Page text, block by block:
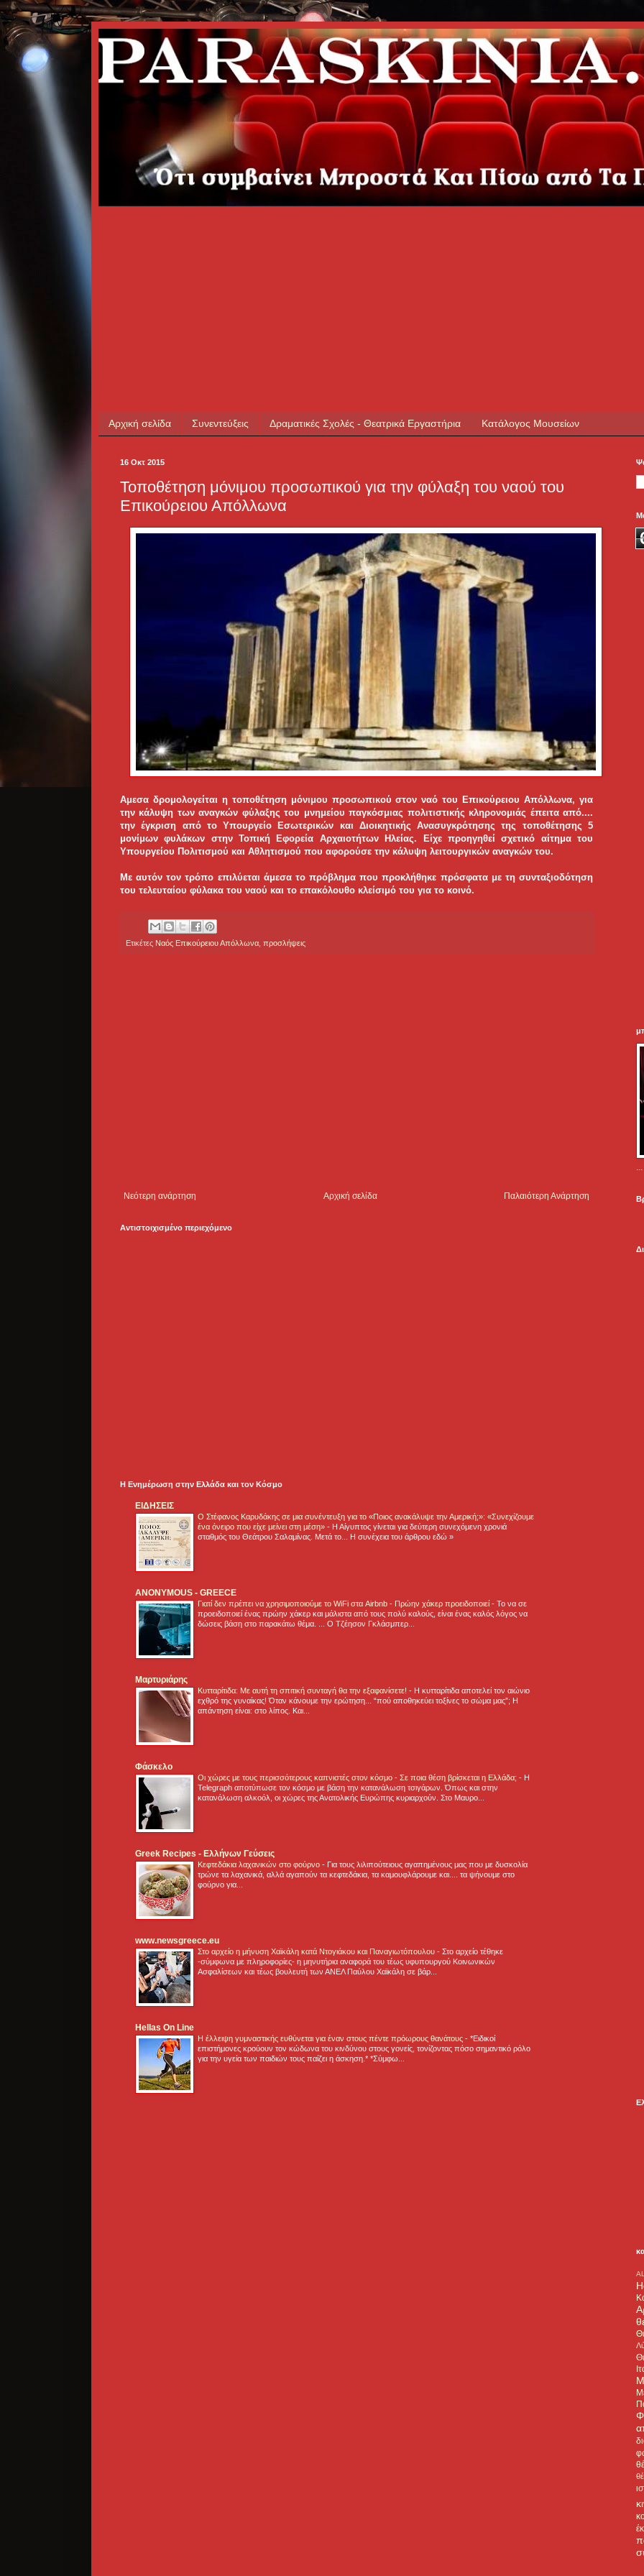
Αρχική σελίδα Συνεντεύξεις Δραματικές Σχολές - Θεατρικά Εργαστήρια Κατάλογος Μουσείων
16 Οκτ 2015
Τοποθέτηση μόνιμου προσωπικού για την φύλαξη του ναού του
Επικούρειου Απόλλωνα
Αμεσα δρομολογείται η τοποθέτηση μόνιμου προσωπικού στον ναό του Επικούρειου Απόλλωνα, για
την κάλυψη των αναγκών φύλαξης του μνημείου παγκόσμιας πολιτιστικής κληρονομιάς έπειτα από....
την έγκριση από το Υπουργείο Εσωτερικών και Διοικητικής Ανασυγκρότησης της τοποθέτησης 5
μονίμων φυλάκων στην Τοπική Εφορεία Αρχαιοτήτων Ηλείας. Είχε προηγηθεί σχετικό αίτημα του
Υπουργείου Πολιτισμού και Αθλητισμού που αφορούσε την κάλυψη λειτουργικών αναγκών του.
Με αυτόν τον τρόπο επιλύεται άμεσα το πρόβλημα που προκλήθηκε πρόσφατα με τη συνταξιοδότηση
του τελευταίου φύλακα του ναού και το επακόλουθο κλείσιμό του για το κοινό.
Ετικέτες Ναός Επικούρειου Απόλλωνα προσλήψεις
Νεότερη ανάρτηση Παλαιότερη Ανάρτηση
Αρχική σελίδα
Αντιστοιχισμένο περιεχόμενο
Η Ενημέρωση στην Ελλάδα και τoν Κόσμο
ΕΙΔΗΣΕΙΣ
Ο Στέφανος Καρυδάκης σε μια συνέντευξη για το «Ποιος ανακάλυψε την Αμερική;»: «Συνεχίζουμε
ένα όνειρο που είχε μείνει στη μέση» - Η Αίγυπτος γίνεται για δεύτερη συνεχόμενη χρονιά
σταθμός του Θεάτρου Σαλαμίνας. Μετά το... Η συνέχεια του άρθρου εδώ »
ANONYMOUS - GREECE
Γιατί δεν πρέπει να χρησιμοποιούμε το WiFi στα Airbnb - Πρώην χάκερ προειδοποιεί- Το να σε
προειδοποιεί ένας πρώην χάκερ και μάλιστα από τους πολύ καλούς, είναι ένας καλός λόγος να
δώσεις βάση στο παρακάτω θέμα. ... Ο Τζέησον Γκλάσμπερ...
Μαρτυριάρης
Κυτταρίτιδα: Με αυτή τη σπιτική συνταγή θα την εξαφανίσετε! - H κυτταρίτιδα αποτελεί τον αιώνιο
εχθρό της γυναίκας! Όταν κάνουμε την ερώτηση... “πού αποθηκεύει τοξίνες το σώμα μας”; Η
απάντηση είναι: στο λίπος. Και...
Φάσκελο
Οι χώρες με τους περισσότερους καπνιστές στον κόσμο - Σε ποια θέση βρίσκεται η Ελλάδα; - Η
Telegraph αποτύπωσε τον κόσμο με βάση την κατανάλωση τσιγάρων. Όπως και στην
κατανάλωση αλκοόλ, οι χώρες της Ανατολικής Ευρώπης κυριαρχούν. Στο Μαυρο...
Greek Recipes - Ελλήνων Γεύσεις
Κεφτεδάκια λαχανικών στο φούρνο - Για τους λιλιπούτειους αγαπημένους μας που με δυσκολία
τρώνε τα λαχανικά, αλλά αγαπούν τα κεφτεδάκια, τα καμουφλάρουμε και.... τα ψήνουμε στο
φούρνο για...
www.newsgreece.eu
Στο αρχείο η μήνυση Χαϊκάλη κατά Ντογιάκου και Παναγιωτόπουλου - Στο αρχείο τέθηκε
-σύμφωνα με πληροφορίες- η μηνυτήρια αναφορά του τέως υφυπουργού Κοινωνικών
Ασφαλίσεων και τέως βουλευτή των ΑΝΕΛ Παύλου Χαϊκάλη σε βάρ...
Hellas On Line
Η έλλειψη γυμναστικής ευθύνεται για έναν στους πέντε πρόωρους θανάτους - *Ειδικοί
επιστήμονες κρούουν τον κώδωνα του κινδύνου στους γονείς, τονίζοντας πόσο σημαντικό ρόλο
για την υγεία των παιδιών τους παίζει η άσκηση.* *Σύμφω...